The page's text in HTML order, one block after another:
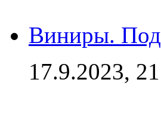
Виниры.
17.9.2023,